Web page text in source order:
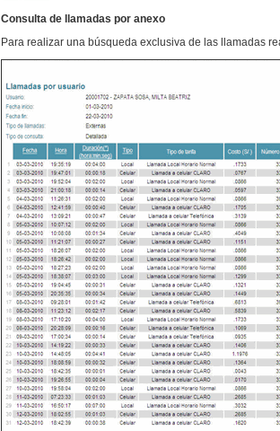
Consulta de llamadas por anexo
Para realizar una búsqueda exclusiva de las llamadas